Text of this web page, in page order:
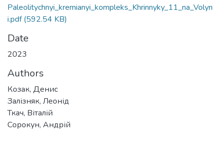
Paleolitychnyi_kremianyi_kompleks_Khrinnyky_11_na_Volyn
i.pdf(592.54 KB)
Date
2023
Authors
Козак, Денис
Залізняк, Леонід
Ткач, Віталій
Сорокун, Андрій